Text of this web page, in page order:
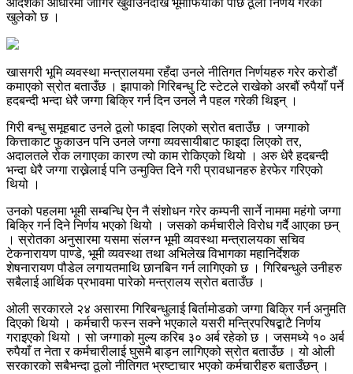
आदेशका आधारमा जागिर खुवाउनेदेखि भूमाफियाको पछि ठूला निर्णय गरेको
खुलेको छ ।
खासगरी भूमि व्यवस्था मन्त्रालयमा रहँदा उनले नीतिगत निर्णयहरु गरेर करोडौं
कमाएको स्रोत बताउँछ । झापाको गिरिबन्धु टि स्टेटले राखेको अरबौं रुपैयाँ पर्ने
हदबन्दी भन्दा धेरै जग्गा बिक्रि गर्न दिन उनले नै पहल गरेकी थिइन् ।
गिरी बन्धु समूहबाट उनले ठूलो फाइदा लिएको स्रोत बताउँछ । जग्गाको
कित्ताकाट फुकाउन पनि उनले जग्गा व्यवसायीबाट फाइदा लिएको तर,
अदालतले रोक लगाएका कारण त्यो काम रोकिएको थियो । अरु धेरै हदबन्दी
भन्दा धेरै जग्गा राख्नेलाई पनि उन्मुक्ति दिने गरी प्रावधानहरु हेरफेर गरिएको
थियो ।
उनको पहलमा भूमी सम्बन्धि ऐन नै संशोधन गरेर कम्पनी सार्ने नाममा महंगो जग्गा
बिक्रि गर्न दिने निर्णय भएको थियो । जसको कर्मचारीले विरोध गर्दै आएका छन्
। स्रोतका अनुसारमा यसमा संलग्न भूमी व्यवस्था मन्त्रालयका सचिव
टेकनारायण पाण्डे, भूमी व्यवस्था तथा अभिलेख विभागका महानिर्देशक
शेषनारायण पौडेल लगायतमाथि छानबिन गर्न लागिएको छ । गिरिबन्धुले उनीहरु
सबैलाई आर्थिक प्रभावमा पारेको मन्त्रालय स्रोत बताउँछ ।
ओली सरकारले २४ असारमा गिरिबन्धुलाई बिर्तामोडको जग्गा बिक्रि गर्न अनुमति
दिएको थियो । कर्मचारी फस्न सक्ने भएकाले यसरी मन्त्रिपरिषद्बाटै निर्णय
गराइएको थियो । सो जग्गाको मुल्य करिब ३० अर्ब रहेको छ । जसमध्ये १० अर्ब
रुपैयाँ त नेता र कर्मचारीलाई घुसमै बाड्न लागिएको स्रोत बताउँछ । यो ओली
सरकारको सबैभन्दा ठूलो नीतिगत भ्रष्टाचार भएको कर्मचारीहरु बताउँछन् ।